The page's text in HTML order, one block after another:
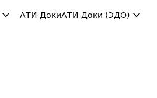
АТИ-ДокиАТИ-Доки (ЭДО)